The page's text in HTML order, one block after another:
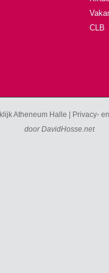
CLB
Atheneum Halle | Privacy-
doorDavidHosse.net